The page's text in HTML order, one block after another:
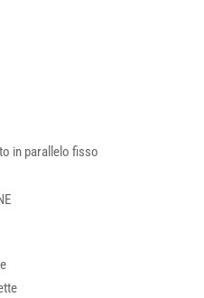
in parallelo fisso